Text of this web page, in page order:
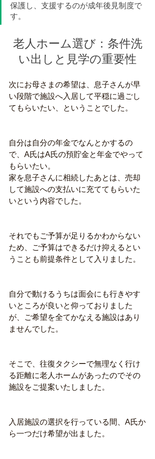
保護し、支援するのが成年後見制度で
す。
老人ホーム選び：条件洗
い出しと見学の重要性
次にお母さまの希望は、息子さんが早
い段階で施設へ入居して平穏に過ごし
てもらいたい、ということでした。
自分は自分の年金でなんとかするの
で、A氏はA氏の預貯金と年金でやって
もらいたい。
家を息子さんに相続したあとは、売却
して施設への支払いに充ててもらいた
いという内容でした。
それでもご予算が足りるかわからない
ため、ご予算はできるだけ抑えるとい
うことも前提条件として入りました。
自分で動けるうちは面会にも行きやす
いところが良いと仰っておりました
が、ご希望を全てかなえる施設はあり
ませんでした。
そこで、往復タクシーで無理なく行け
る距離に老人ホームがあったのでその
施設をご提案いたしました。
入居施設の選択を行っている間、A氏か
ら一つだけ希望が出ました。